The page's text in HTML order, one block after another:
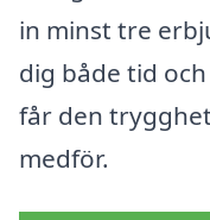
in minst tre
dig både tid
får den
medför.